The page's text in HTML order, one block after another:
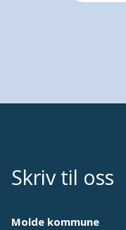
Skriv til oss
Molde kommune